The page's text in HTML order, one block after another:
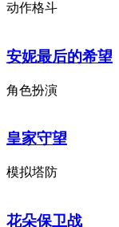
动作格斗
安妮最后的希望
角色扮演
皇家守望
模拟塔防
花朵保卫战